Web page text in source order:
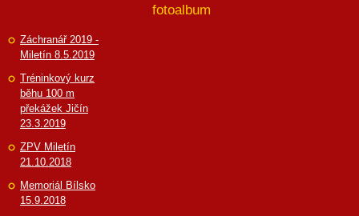
fotoalbum
Záchranář 2019 -
Miletín 8.5.2019
Tréninkový kurz
běhu 100 m
překážek Jičín
23.3.2019
ZPV Miletín
21.10.2018
Memoriál Bílsko
15.9.2018